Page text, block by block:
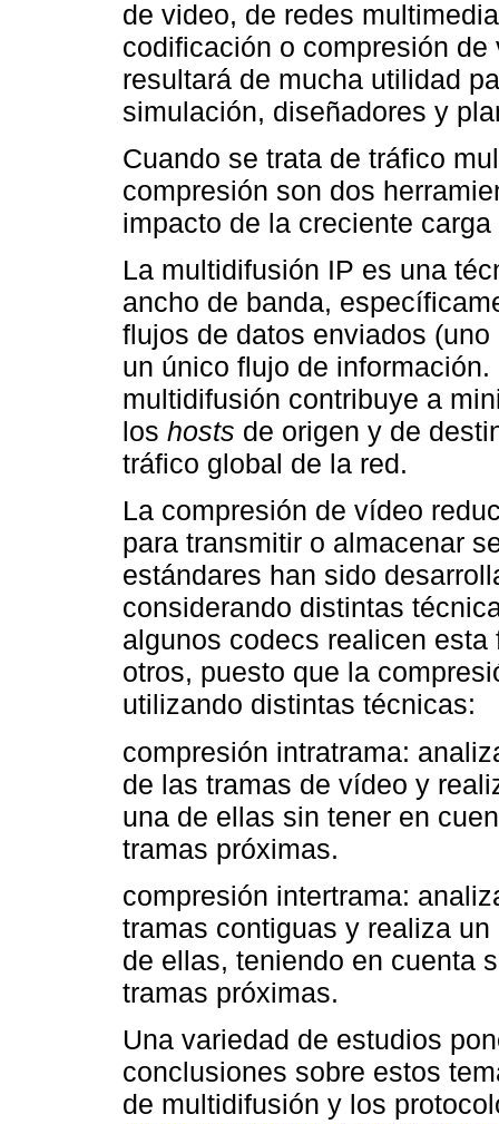
de video, de redes
codificación o compresión
resultará de mucha utilidad
simulación, diseñadores y
Cuando se trata de tráfico
compresión son dos
impacto de la creciente
La multidifusión IP es una
ancho de banda,
flujos de datos enviados
un único flujo de
multidifusión contribuye a
los hosts de origen y de
tráfico global de la red.
La compresión de vídeo
para transmitir o almacenar
estándares han sido
considerando distintas
algunos codecs realicen
otros, puesto que la
utilizando distintas técnicas:
compresión intratrama:
de las tramas de vídeo y
una de ellas sin tener en
tramas próximas.
compresión intertrama:
tramas contiguas y realiza
de ellas, teniendo en cuenta
tramas próximas.
Una variedad de estudios
conclusiones sobre estos
de multidifusión y los